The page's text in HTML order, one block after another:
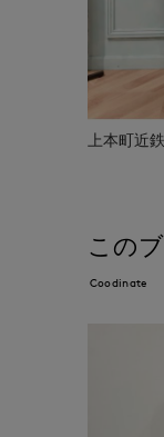
上本町近
この
Coodinate